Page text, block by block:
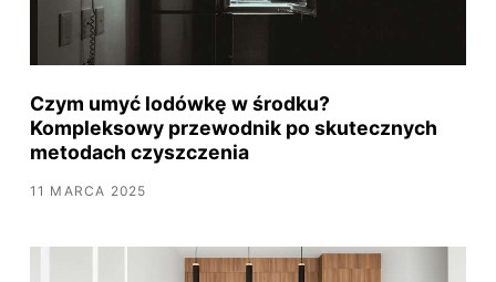
Czym umyć lodówkę w środku?
Kompleksowy przewodnik po skutecznych
metodach czyszczenia
11 MARCA 2025